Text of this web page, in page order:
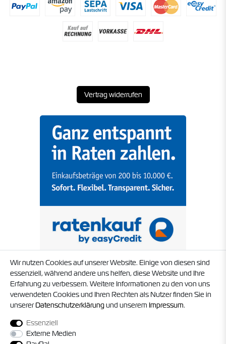
Vertrag widerrufen
Wir nutzen Cookies auf unserer Website. Einige von diesen sind
essenziell, während andere uns helfen, diese Website und Ihre
Erfahrung zu verbessern. Weitere Informationen zu den von uns
verwendeten Cookies und Ihren Rechten als Nutzer finden Sie in
unsererDaten­schutz­erklärungund unserem Impressum.
Essenziell
Externe Medien